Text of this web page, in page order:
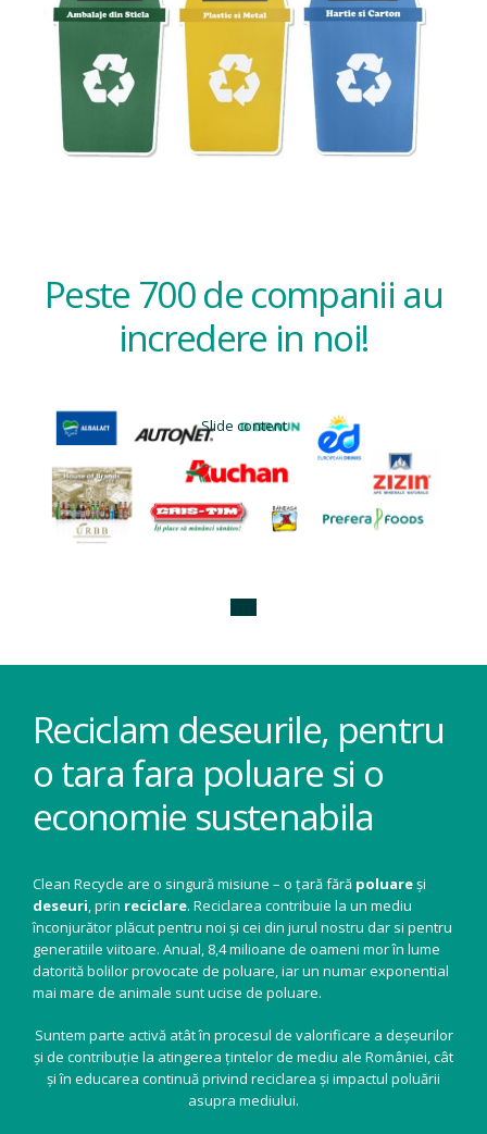
Peste 700 de companii au
incredere in noi!
Slide content
Reciclam deseurile, pentru
o tara fara poluare si o
economie sustenabila
Clean Recycle are o singură misiune – o țară fără poluareși
deseuri, prin reciclare. Reciclarea contribuie la un mediu
înconjurător plăcut pentru noi și cei din jurul nostru dar si pentru
generatiile viitoare. Anual, 8,4 milioane de oameni mor în lume
datorită bolilor provocate de poluare, iar un numar exponential
mai mare de animale sunt ucise de poluare.
Suntem parte activă atât în procesul de valorificare a deșeurilor
și de contribuție la atingerea țintelor de mediu ale României, cât
și în educarea continuă privind reciclarea și impactul poluării
asupra mediului.